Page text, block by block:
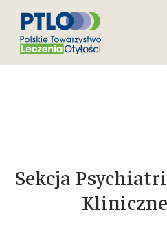
Sekcja